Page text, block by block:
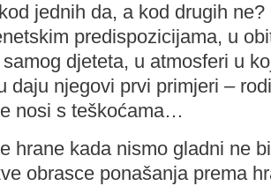
jednih da, a kod drugih
predispozicijama, u
djeteta, u atmosferi u
daju njegovi prvi primjeri –
nosi s teškoćama…
hrane kada nismo gladni ne
obrasce ponašanja prema